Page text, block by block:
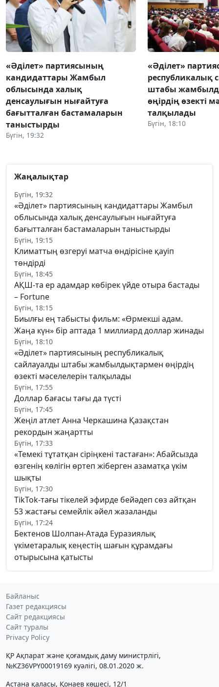
«Әділет» партиясының
кандидаттары Жамбыл
облысында халық
денсаулығын нығайтуға
бағытталған бастамаларын
таныстырды
Бүгін, 19:32
«Әділет»
республикалық
штабы
өңірдің өзекті
талқылады
Бүгін, 18:10
Жаңалықтар
Бүгін, 19:32
«Әділет» партиясының кандидаттары Жамбыл
облысында халық денсаулығын нығайтуға
бағытталған бастамаларын таныстырды
Бүгін, 19:15
Климаттың өзгеруі матча өндірісіне қауіп
төндірді
Бүгін, 18:45
АҚШ-та ер адамдар көбірек үйде отыра бастады
– Fortune
Бүгін, 18:15
Биылғы ең табысты фильм: «Өрмекші адам.
Жаңа күн» бір аптада 1 миллиард доллар жинады
Бүгін, 18:10
«Әділет» партиясының республикалық
сайлауалды штабы жамбылдықтармен өңірдің
өзекті мәселелерін талқылады
Бүгін, 17:55
Доллар бағасы тағы да түсті
Бүгін, 17:45
Жеңіл атлет Анна Черкашина Қазақстан
рекордын жаңартты
Бүгін, 17:33
«Темекі тұтатқан сіріңкені тастаған»: Абайсызда
өзгенің көлігін өртеп жіберген азаматқа үкім
шықты
Бүгін, 17:30
TikTok-тағы тікелей эфирде бейәдеп сөз айтқан
53 жастағы семейлік әйел жазаланды
Бүгін, 17:24
Бектенов Шолпан-Атада Еуразиялық
үкіметаралық кеңестің шағын құрамдағы
отырысына қатысты
Байланыс
Газет редакциясы
Сайт редакциясы
Сайт туралы
Privacy Policy
ҚР Ақпарат және қоғамдық даму министрлігі,
№KZ36VPY00019169 куәлігі, 08.01.2020 ж.
Астана қаласы, Қонаев көшесі, 12/1